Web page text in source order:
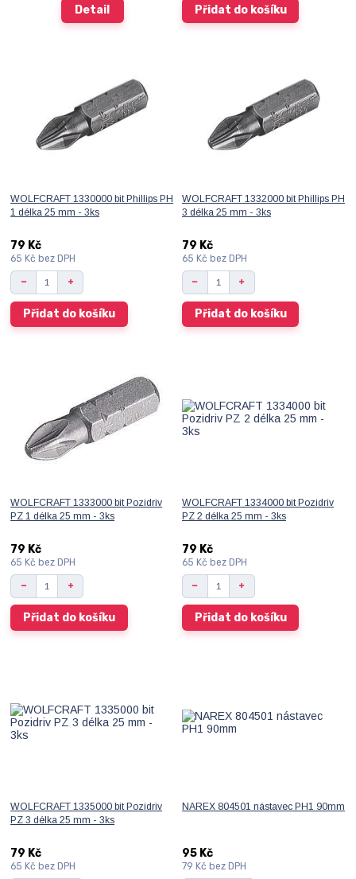
Detail Přidat do košíku
WOLFCRAFT 1330000 bit Phillips PH
1 délka 25 mm - 3ks
79 Kč
65 Kčbez DPH
Přidat do košíku
WOLFCRAFT 1332000 bit Phillips PH
3 délka 25 mm - 3ks
79 Kč
65 Kč bez DPH
Přidat do košíku
WOLFCRAFT 1333000 bit Pozidriv
PZ 1 délka 25 mm - 3ks
79 Kč
65 Kčbez DPH
Přidat do košíku
WOLFCRAFT 1334000 bit Pozidriv
PZ 2 délka 25 mm - 3ks
79 Kč
65 Kč bez DPH
Přidat do košíku
WOLFCRAFT 1335000 bit Pozidriv
PZ 3 délka 25 mm - 3ks
79 Kč
65 Kčbez DPH
NAREX 804501 nástavec PH1 90mm
95 Kč
79 Kč bez DPH